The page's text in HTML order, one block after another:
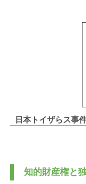
日本トイザらス事
知的財産権と